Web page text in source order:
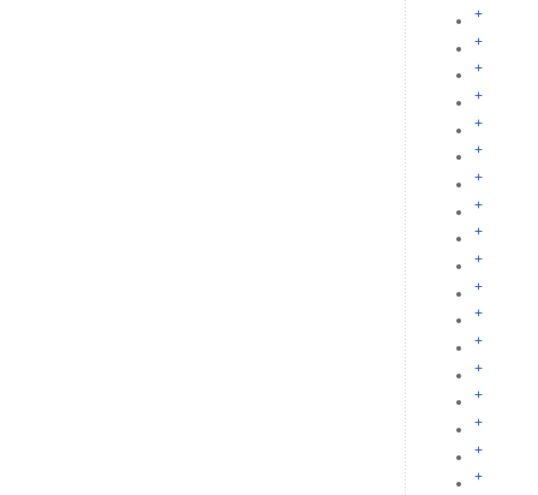
+
+
+
+
+
+
+
+
+
+
+
+
+
+
+
+
+
+